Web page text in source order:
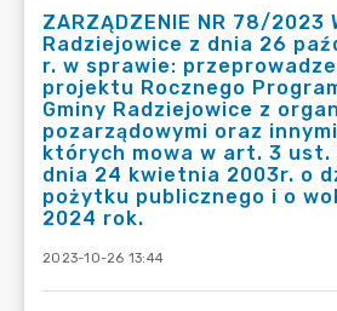
ZARZĄDZENIE NR 78/2023
Radziejowice z dnia 26
r. w sprawie:
projektu Rocznego
Gminy Radziejowice z
pozarządowymi oraz
których mowa w art. 3 ust.
dnia 24 kwietnia 2003r. o
pożytku publicznego i o
2024 rok.
2023-10-26 13:44